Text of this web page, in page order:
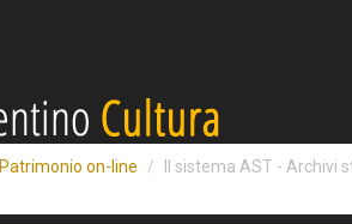
Patrimonio on-line Il sistema AST - Archivi